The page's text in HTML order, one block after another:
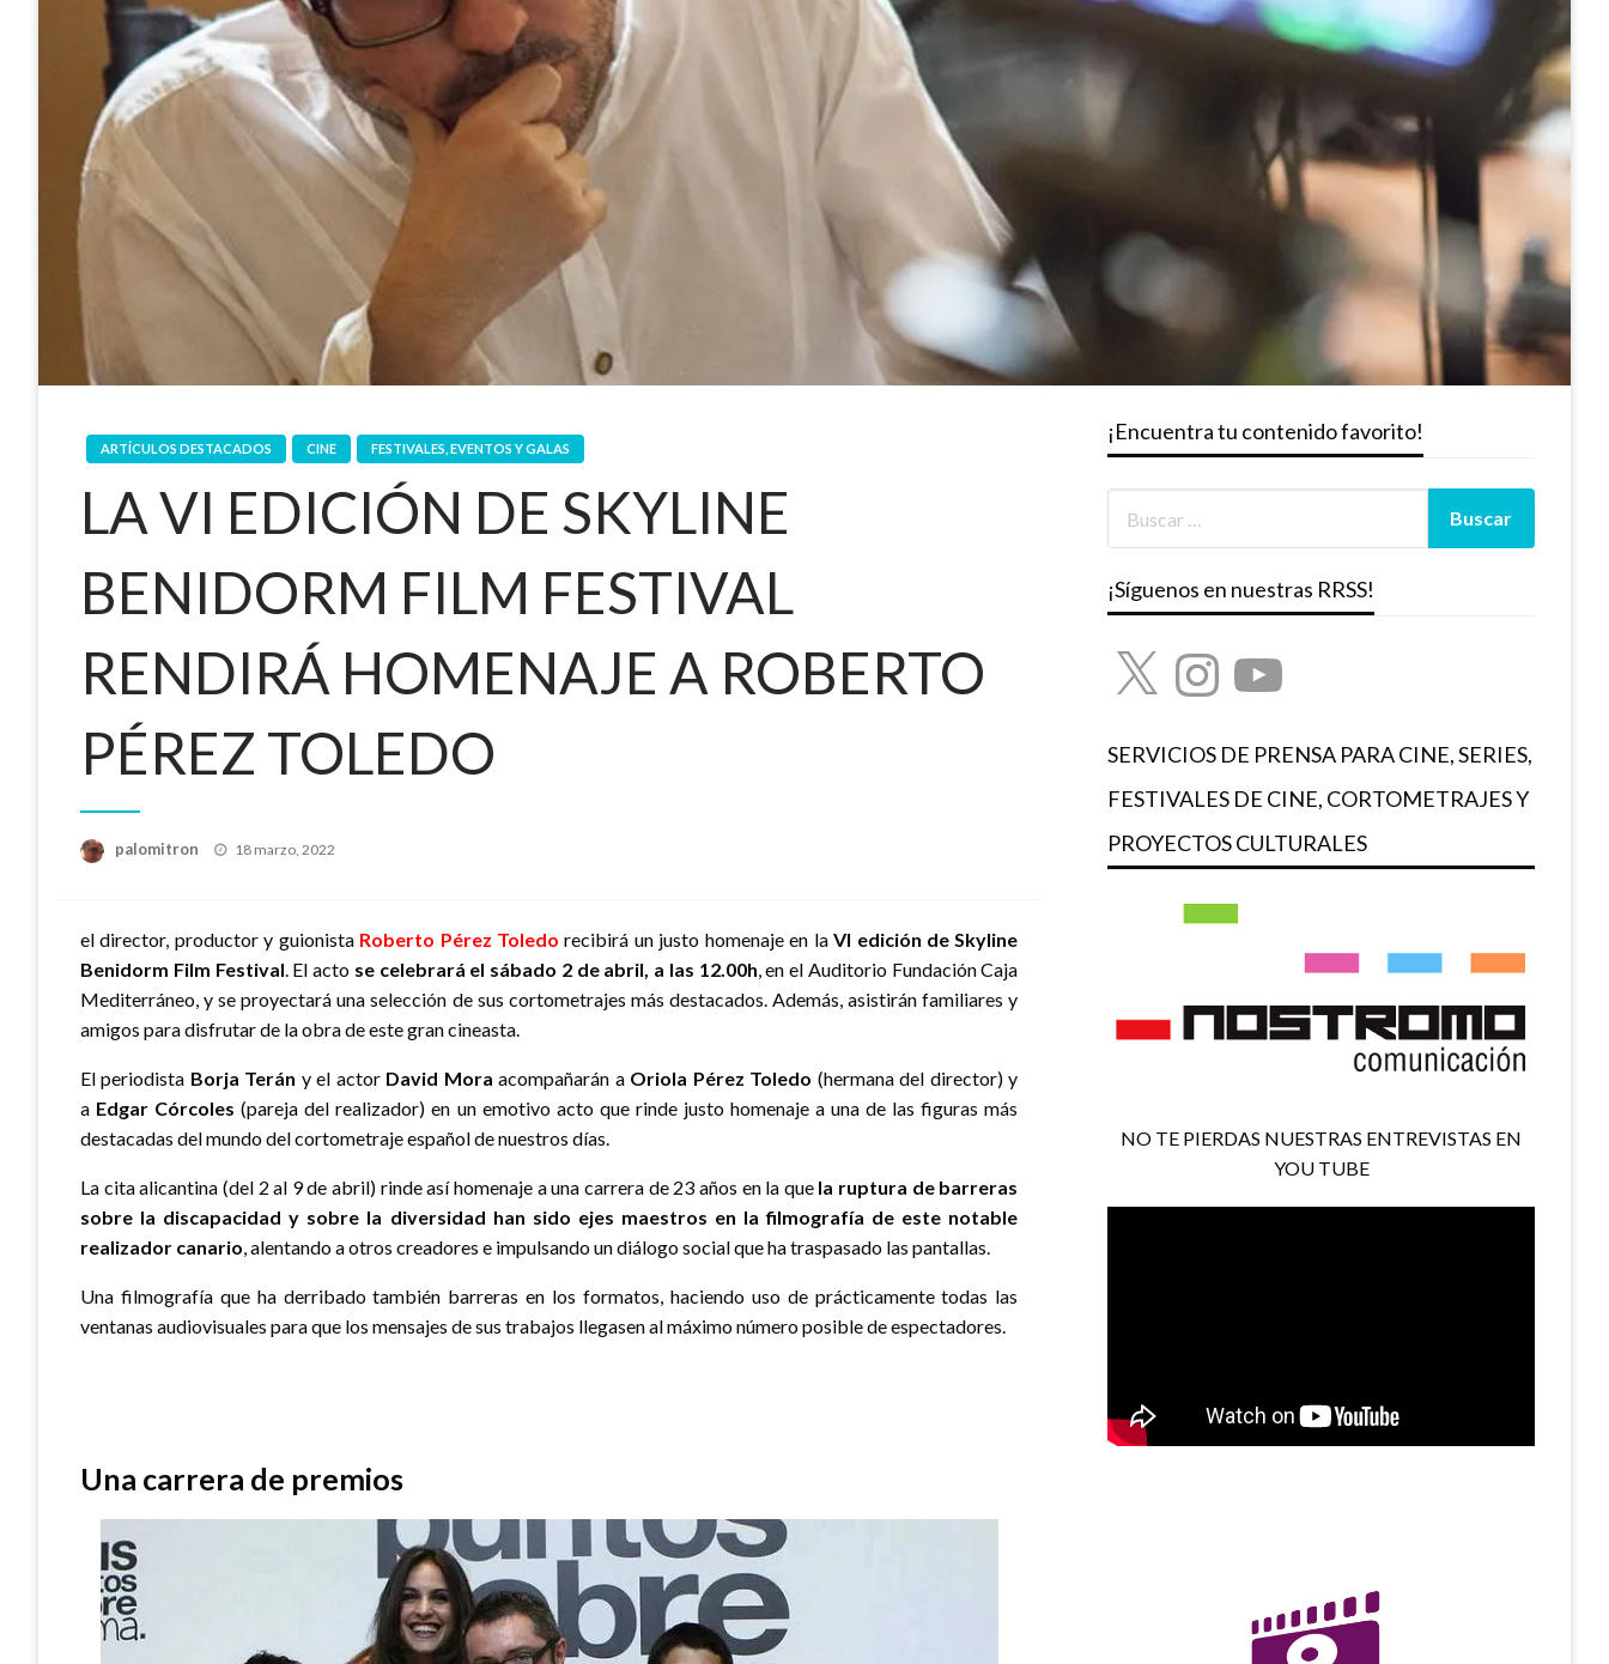
ARTÍCULOS DESTACADOS CINE FESTIVALES, EVENTOS Y GALAS
LA VI EDICIÓN DE SKYLINE
BENIDORM FILM FESTIVAL
RENDIRÁ HOMENAJE A ROBERTO
PÉREZ TOLEDO
palomitron
Publicado
18 marzo, 2022
el director, productor y guionista Roberto Pérez Toledo recibirá un justo homenaje en laVI edición de Skyline
Benidorm Film Festival. El acto se celebrará el sábado 2 de abril, a las 12.00h, en el Auditorio Fundación Caja
Mediterráneo, y se proyectará una selección de sus cortometrajes más destacados. Además, asistirán familiares y
amigos para disfrutar de la obra de este gran cineasta.
El periodista Borja Terán y el actor David Mora acompañarán a Oriola Pérez Toledo (hermana del director) y
a Edgar Córcoles (pareja del realizador) en un emotivo acto que rinde justo homenaje a una de las figuras más
destacadas del mundo del cortometraje español de nuestros días.
La cita alicantina (del 2 al 9 de abril) rinde así homenaje a una carrera de 23 años en la que la ruptura de barreras
sobre la discapacidad y sobre la diversidad han sido ejes maestros en la filmografía de este notable
realizador canario, alentando a otros creadores e impulsando un diálogo social que ha traspasado las pantallas.
Una filmografía que ha derribado también barreras en los formatos, haciendo uso de prácticamente todas las
ventanas audiovisuales para que los mensajes de sus trabajos llegasen al máximo número posible de espectadores.
Una carrera de premios
¡Encuentra tu contenido favorito!
¡Síguenos en nuestras RRSS!
X InstagramYouTube
SERVICIOS DE PRENSA PARA CINE, SERIES,
FESTIVALES DE CINE, CORTOMETRAJES Y
PROYECTOS CULTURALES
NO TE PIERDAS NUESTRAS ENTREVISTAS EN
YOU TUBE